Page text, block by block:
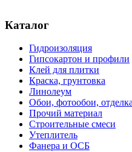
Каталог
Гидроизоляция
Гипсокартон и профили
Клей для плитки
Краска, грунтовка
Линолеум
Обои, фотообои,
Прочий материал
Строительные смеси
Утеплитель
Фанера и ОСБ